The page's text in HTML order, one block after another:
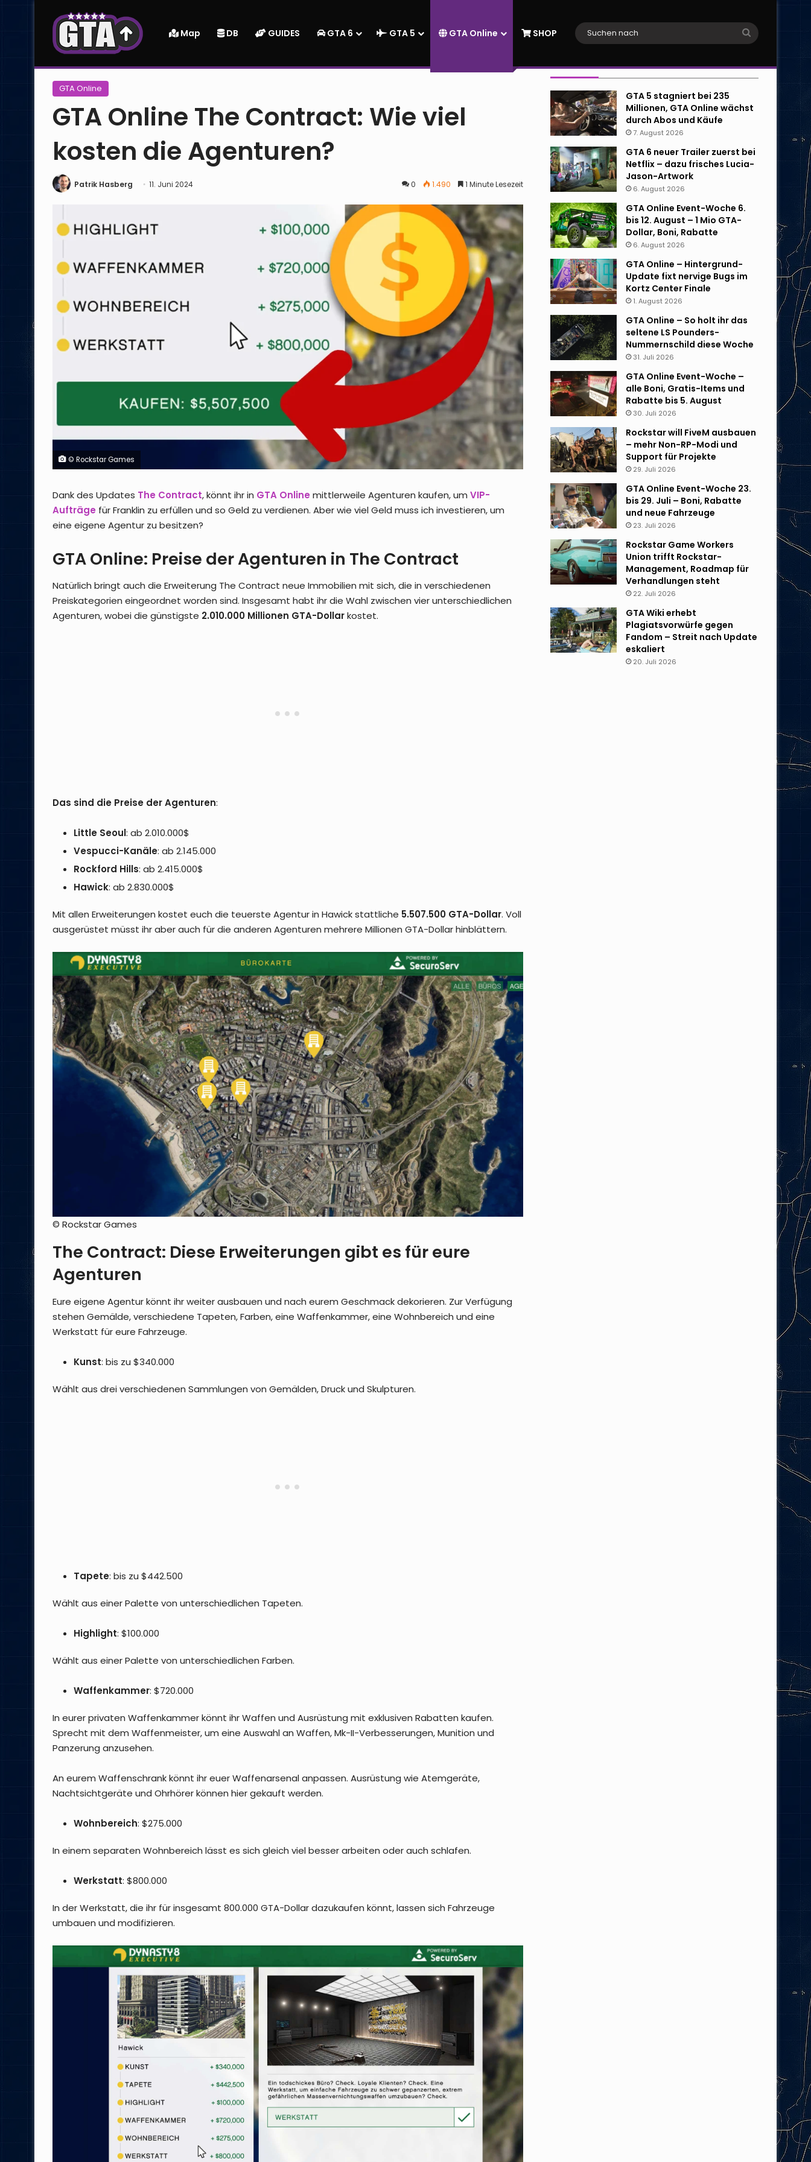
Map DB GUIDES GTA 6 GTA 5 GTA Online SHOP
Suchen
GTA Online
GTA Online The Contract: Wie viel
kosten die Agenturen?
Patrik Hasberg 11. Juni 2024 0 1.490 1 Minute Lesezeit
© Rockstar Games
Dank des Updates The Contract, könnt ihr in GTA Online mittlerweile Agenturen kaufen, um VIP-
Aufträge für Franklin zu erfüllen und so Geld zu verdienen. Aber wie viel Geld muss ich investieren, um
eine eigene Agentur zu besitzen?
GTA Online: Preise der Agenturen in The Contract
Natürlich bringt auch die Erweiterung The Contract neue Immobilien mit sich, die in verschiedenen
Preiskategorien eingeordnet worden sind. Insgesamt habt ihr die Wahl zwischen vier unterschiedlichen
Agenturen, wobei die günstigste 2.010.000 Millionen GTA-Dollarkostet.
Das sind die Preise der Agenturen:
Little Seoul: ab 2.010.000$
Vespucci-Kanäle: ab 2.145.000
Rockford Hills: ab 2.415.000$
Hawick: ab 2.830.000$
Mit allen Erweiterungen kostet euch die teuerste Agentur in Hawick stattliche 5.507.500 GTA-Dollar. Voll
ausgerüstet müsst ihr aber auch für die anderen Agenturen mehrere Millionen GTA-Dollar hinblättern.
© Rockstar Games
The Contract: Diese Erweiterungen gibt es für eure
Agenturen
Eure eigene Agentur könnt ihr weiter ausbauen und nach eurem Geschmack dekorieren. Zur Verfügung
stehen Gemälde, verschiedene Tapeten, Farben, eine Waffenkammer, eine Wohnbereich und eine
Werkstatt für eure Fahrzeuge.
Kunst: bis zu $340.000
Wählt aus drei verschiedenen Sammlungen von Gemälden, Druck und Skulpturen.
Tapete: bis zu $442.500
Wählt aus einer Palette von unterschiedlichen Tapeten.
Highlight: $100.000
Wählt aus einer Palette von unterschiedlichen Farben.
Waffenkammer: $720.000
In eurer privaten Waffenkammer könnt ihr Waffen und Ausrüstung mit exklusiven Rabatten kaufen.
Sprecht mit dem Waffenmeister, um eine Auswahl an Waffen, Mk-II-Verbesserungen, Munition und
Panzerung anzusehen.
An eurem Waffenschrank könnt ihr euer Waffenarsenal anpassen. Ausrüstung wie Atemgeräte,
Nachtsichtgeräte und Ohrhörer können hier gekauft werden.
Wohnbereich: $275.000
In einem separaten Wohnbereich lässt es sich gleich viel besser arbeiten oder auch schlafen.
Werkstatt: $800.000
In der Werkstatt, die ihr für insgesamt 800.000 GTA-Dollar dazukaufen könnt, lassen sich Fahrzeuge
umbauen und modifizieren.
GTA 5 stagniert bei 235
Millionen, GTA Online wächst
durch Abos und Käufe
7. August 2026
GTA 6 neuer Trailer zuerst bei
Netflix – dazu frisches Lucia-
Jason-Artwork
6. August 2026
GTA Online Event-Woche 6.
bis 12. August – 1 Mio GTA-
Dollar, Boni, Rabatte
6. August 2026
GTA Online – Hintergrund-
Update fixt nervige Bugs im
Kortz Center Finale
1. August 2026
GTA Online – So holt ihr das
seltene LS Pounders-
Nummernschild diese Woche
31. Juli 2026
GTA Online Event-Woche –
alle Boni, Gratis-Items und
Rabatte bis 5. August
30. Juli 2026
Rockstar will FiveM ausbauen
– mehr Non-RP-Modi und
Support für Projekte
29. Juli 2026
GTA Online Event-Woche 23.
bis 29. Juli – Boni, Rabatte
und neue Fahrzeuge
23. Juli 2026
Rockstar Game Workers
Union trifft Rockstar-
Management, Roadmap für
Verhandlungen steht
22. Juli 2026
GTA Wiki erhebt
Plagiatsvorwürfe gegen
Fandom – Streit nach Update
eskaliert
20. Juli 2026